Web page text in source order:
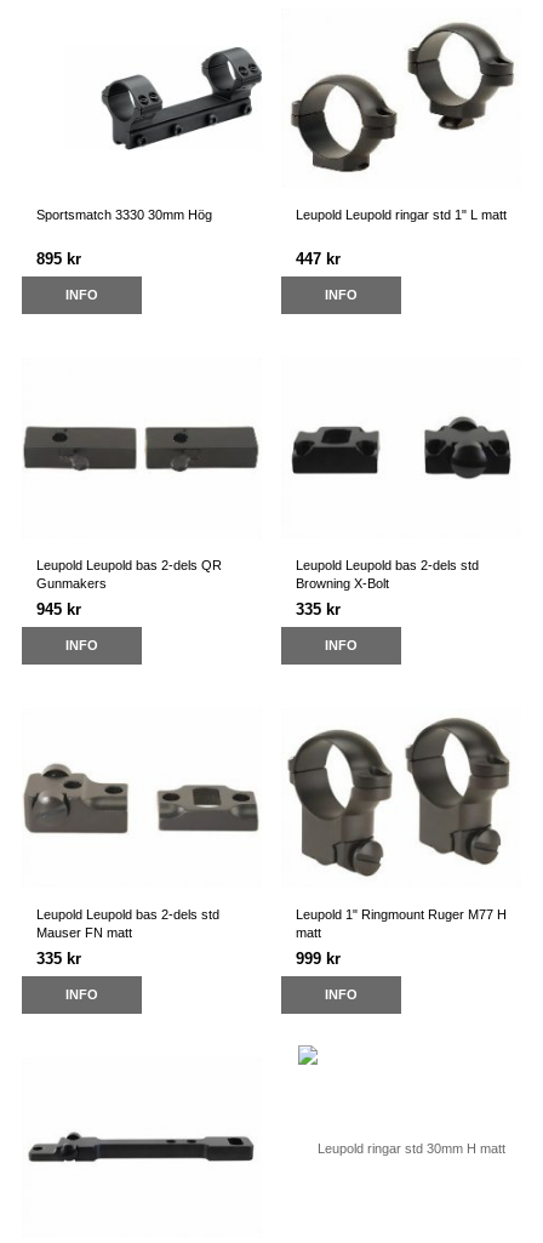
Sportsmatch 3330 30mm Hög
895 kr
INFO
Leupold Leupold ringar std 1" L matt
447 kr
INFO
Leupold Leupold bas 2-dels QR
Gunmakers
945 kr
INFO
Leupold Leupold bas 2-dels std
Browning X-Bolt
335 kr
INFO
Leupold Leupold bas 2-dels std
Mauser FN matt
335 kr
INFO
Leupold 1" Ringmount Ruger M77 H
matt
999 kr
INFO